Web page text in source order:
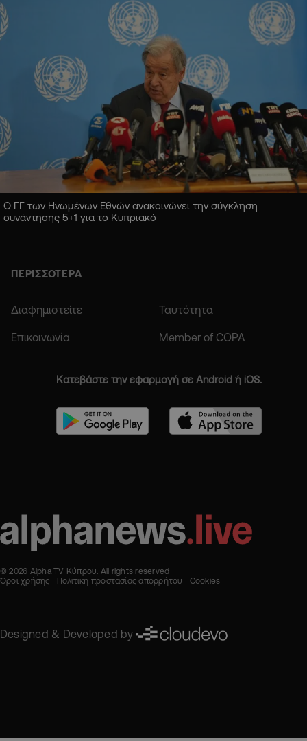
Ο ΓΓ των Ηνωμένων Εθνών ανακοινώνει την σύγκληση
συνάντησης 5+1 για το Κυπριακό
ΠΕΡΙΣΣΟΤΕΡΑ
Διαφημιστείτε Ταυτότητα
Επικοινωνία Member of COPA
Κατεβάστε την εφαρμογή σε Android ή iOS.
© 2026 Alpha TV Κύπρου. All rights reserved
Όροι χρήσης
Πολιτική προστασίας απορρήτου Cookies
Designed & Developed by